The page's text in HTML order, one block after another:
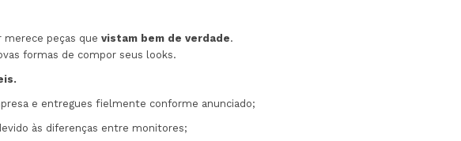
merece peças que vistam bem de verdade.
formas de compor seus looks.
e entregues fielmente conforme anunciado;
às diferenças entre monitores;